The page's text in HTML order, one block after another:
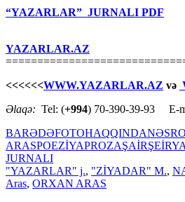
“YAZARLAR” JURNALI PDF
YAZARLAR.AZ
<<<<<<WWW.YAZARLAR.AZ və
Əlaqə: Tel: (+994) 70-390-39-93 E-
BARƏDƏFOTOHAQQINDANƏSR
ARASPOEZİYAPROZAŞAİRŞEİR
JURNALI
"YAZARLAR" j., "ZİYADAR" M.,
Aras, ORXAN ARAS